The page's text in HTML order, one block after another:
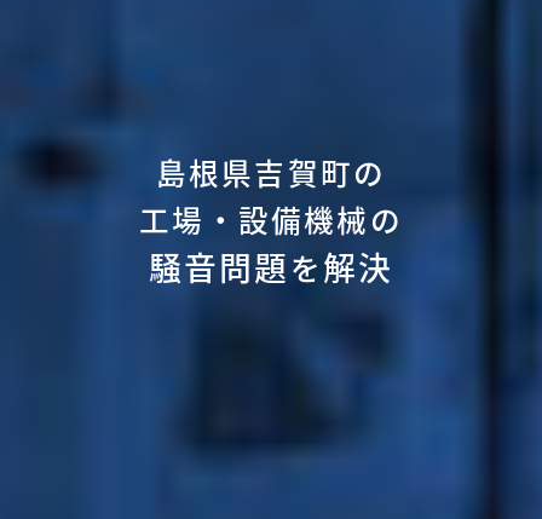
島根県吉賀町の
工場・設備機械の
騒音問題を解決